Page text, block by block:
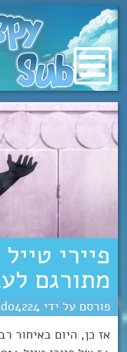
מעבר
לתוכן
מתורגם
אז כן, היום באיחור